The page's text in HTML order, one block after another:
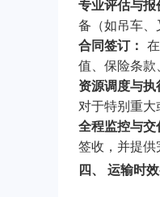
专业评估与报
备（如吊车、
合同签订：
值、保险条款
资源调度与执
对于特别重大
全程监控与交
签收，并提供
四、 运输时